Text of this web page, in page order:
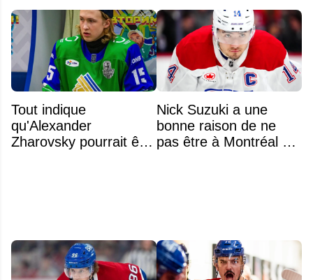
Tout indique
qu'Alexander
Zharovsky pourrait être
Nick Suzuki a une
bonne raison de ne
pas être à Montréal cet